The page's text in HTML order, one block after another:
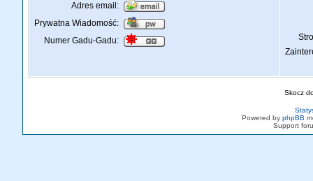
Adres email:
Prywatna Wiadomość:
Numer Gadu-Gadu:
Skocz
Powered by phpBB
Support